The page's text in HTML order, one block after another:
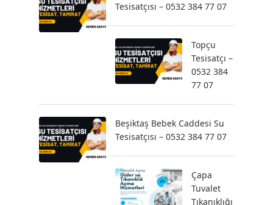
Tesisatçısı – 0532 384 77 07
Topçu
Tesisatçı –
0532 384
77 07
Beşiktaş Bebek Caddesi Su
Tesisatçısı – 0532 384 77 07
Çapa
Tuvalet
Tıkanıklığı